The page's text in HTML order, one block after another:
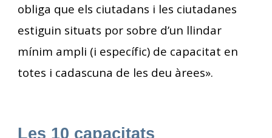
obliga que els ciutadans i les ciutadanes
estiguin situats por sobre d’un llindar
mínim ampli (i específic) de capacitat en
totes i cadascuna de les deu àrees».
Les 10 capacitats